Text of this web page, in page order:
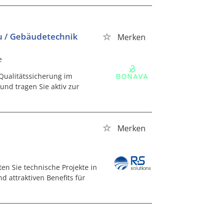
/ Gebäudetechnik Merken
im
tragen Sie aktiv zur
Merken
Sie technische Projekte in
attraktiven Benefits für